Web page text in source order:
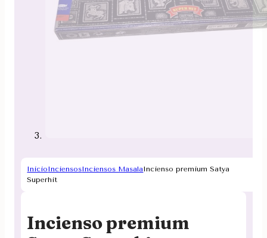
InicioInciensosInciensos MasalaIncienso premium Satya
Superhit
Incienso premium